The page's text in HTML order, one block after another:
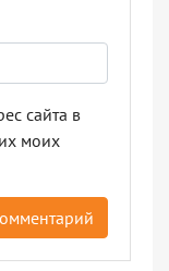
сайта в
моих